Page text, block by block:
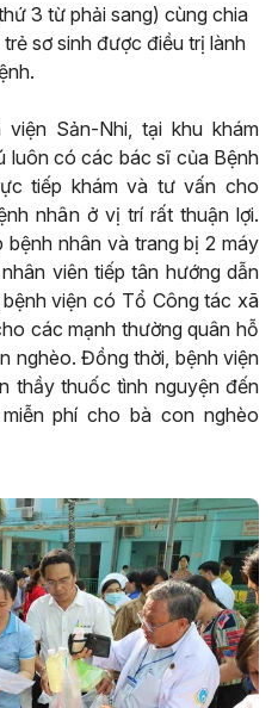
3 từ phải sang) cùng chia
sơ sinh được điều trị lành
Sản-Nhi, tại khu khám
luôn có các bác sĩ của Bệnh
tiếp khám và tư vấn cho
nhân ở vị trí rất thuận lợi.
nhân và trang bị 2 máy
viên tiếp tân hướng dẫn
viện có Tổ Công tác xã
các mạnh thường quân hỗ
nghèo. Đồng thời, bệnh viện
thầy thuốc tình nguyện đến
phí cho bà con nghèo